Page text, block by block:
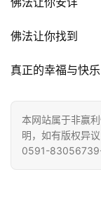
佛法让你找到
真正的幸福与快乐
本网站属于非赢
明，如有版权异
0591-